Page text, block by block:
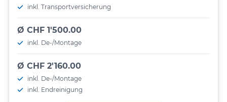
inkl. Transportversicherung
Ø CHF 1'500.00
inkl. De-/Montage
Ø CHF 2'160.00
inkl. De-/Montage
inkl. Endreinigung